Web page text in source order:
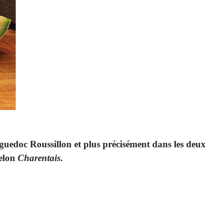
Roussillon et plus précisément dans les deux
Charentais.